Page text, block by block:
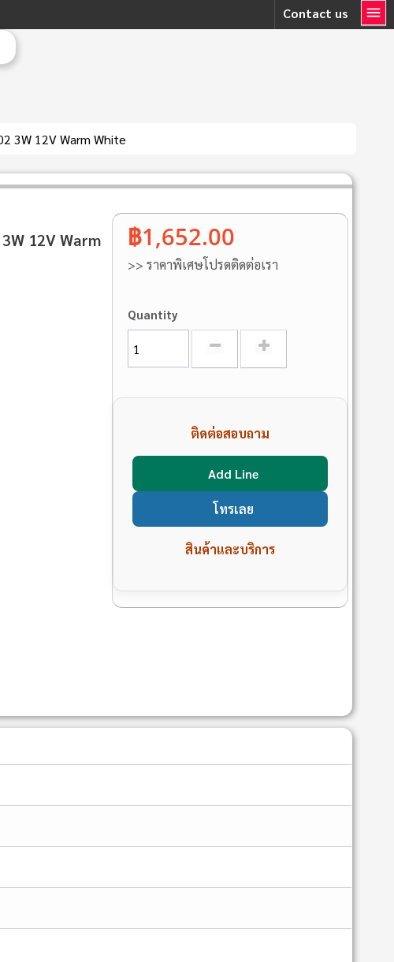
Contact us
3W 12V Warm White
12V Warm
฿1,652.00
>> ราคาพิเศษโปรดติดต่อเรา
Quantity
ติดต่อสอบถาม
Add Line
โทรเลย
สินค้าและบริการ